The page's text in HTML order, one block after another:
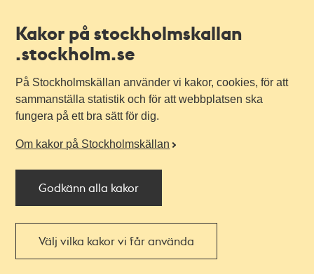
Kakor på stockholmskallan
.stockholm.se
På Stockholmskällan använder vi kakor, cookies, för att
sammanställa statistik och för att webbplatsen ska
fungera på ett bra sätt för dig.
Om kakor på Stockholmskällan
Godkänn alla kakor
Välj vilka kakor vi får använda